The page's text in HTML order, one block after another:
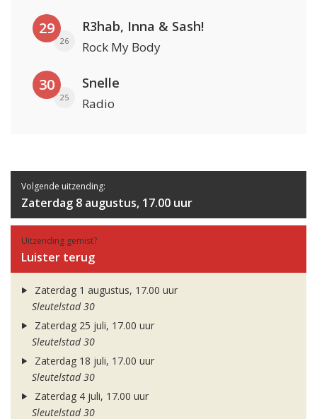
29
26
R3hab, Inna & Sash!
Rock My Body
30
25
Snelle
Radio
Volgende uitzending:
Zaterdag 8 augustus, 17.00 uur
Uitzending gemist?
Luister terug
Zaterdag 1 augustus, 17.00 uur
Sleutelstad 30
Zaterdag 25 juli, 17.00 uur
Sleutelstad 30
Zaterdag 18 juli, 17.00 uur
Sleutelstad 30
Zaterdag 4 juli, 17.00 uur
Sleutelstad 30